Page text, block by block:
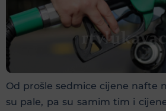
Od prošle sedmice cijene nafte
su pale, pa su samim tim i